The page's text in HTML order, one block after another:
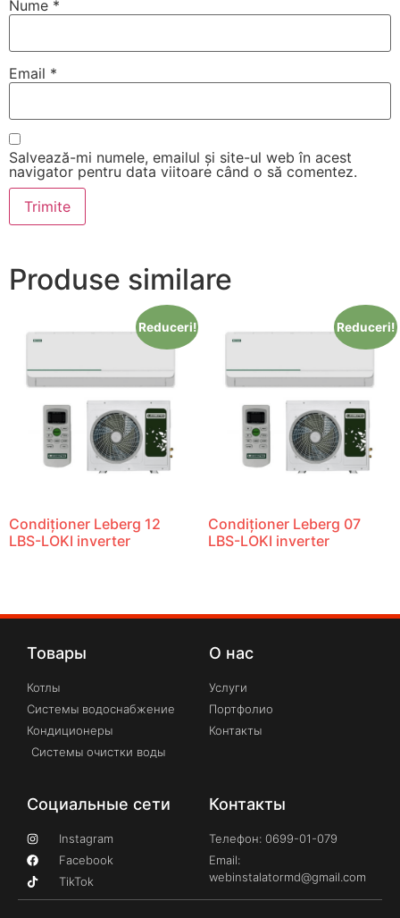
Nume *
Email *
Salvează-mi numele, emailul și site-ul web în acest
navigator pentru data viitoare când o să comentez.
Produse similare
Reduceri!
Condiționer Leberg 12
LBS-LOKI inverter
Reduceri!
Condiționer Leberg 07
LBS-LOKI inverter
Товары
Котлы
Системы водоснабжение
Кондиционеры
Системы очистки воды
О нас
Услуги
Портфолио
Контакты
Социальные сети
Instagram
Facebook
TikTok
Контакты
Телефон: 0699-01-079
Email:
webinstalatormd@gmail.com